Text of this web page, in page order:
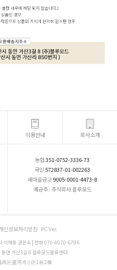
이용안내 회사소개
농협351-0752-3336-73
국민 572837-01-002263
새마을금고9005-0001-4473-8
예금주 : 주식회사 블루모드
인정보처리방침 PC Ver.
이재동 권은숙 | 전화 070-4070-6786
면 가산3길 8 블루모드물류센터
禺区星河湾小区1栋2梯